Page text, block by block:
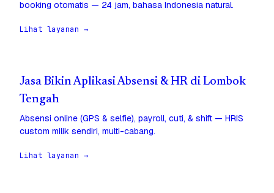
booking otomatis — 24 jam, bahasa Indonesia natural.
Lihat layanan →
Jasa Bikin Aplikasi Absensi & HR di Lombok
Tengah
Absensi online (GPS & selfie), payroll, cuti, & shift — HRIS
custom milik sendiri, multi-cabang.
Lihat layanan →